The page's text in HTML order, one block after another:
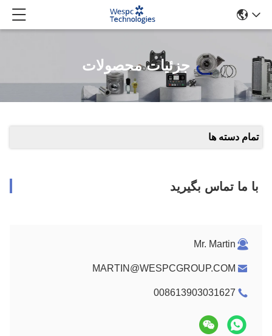
جزئیات محصولات
تمام دسته ها
با ما تماس بگیرید
Mr. Martin
MARTIN@WESPCGROUP.COM
008613903031627